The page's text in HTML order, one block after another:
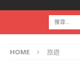
HOME 旅遊